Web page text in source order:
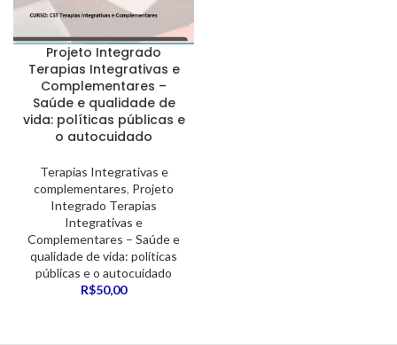
Projeto Integrado
Terapias Integrativas e
Complementares –
Saúde e qualidade de
vida: políticas públicas e
o autocuidado
Terapias Integrativas e
complementares, Projeto
Integrado Terapias
Integrativas e
Complementares – Saúde e
qualidade de vida: políticas
públicas e o autocuidado
R$50,00